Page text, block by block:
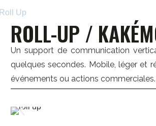
Roll Up
ROLL-UP /
Un support de communication
quelques secondes. Mobile, léger et
événements ou actions commerciales.